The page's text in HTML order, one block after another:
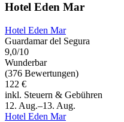
Hotel Eden Mar
Hotel Eden Mar
Guardamar del Segura
9,0/10
Wunderbar
(376 Bewertungen)
122 €
inkl. Steuern & Gebühren
12. Aug.–13. Aug.
Hotel Eden Mar